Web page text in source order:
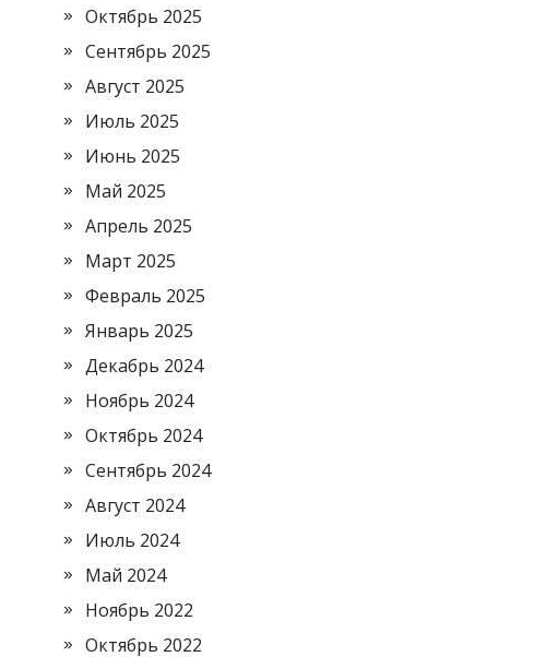
Октябрь 2025
Сентябрь 2025
Август 2025
Июль 2025
Июнь 2025
Май 2025
Апрель 2025
Март 2025
Февраль 2025
Январь 2025
Декабрь 2024
Ноябрь 2024
Октябрь 2024
Сентябрь 2024
Август 2024
Июль 2024
Май 2024
Ноябрь 2022
Октябрь 2022